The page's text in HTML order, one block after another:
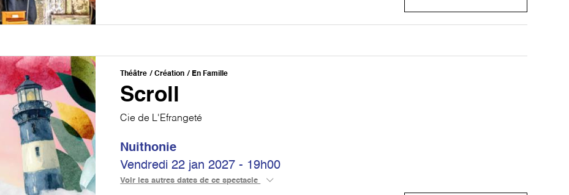
Théâtre Création En Famille
Scroll
Cie de L'Efrangeté
Nuithonie
Vendredi 22 jan 2027 - 19h00
Voir les autres dates de ce spectacle